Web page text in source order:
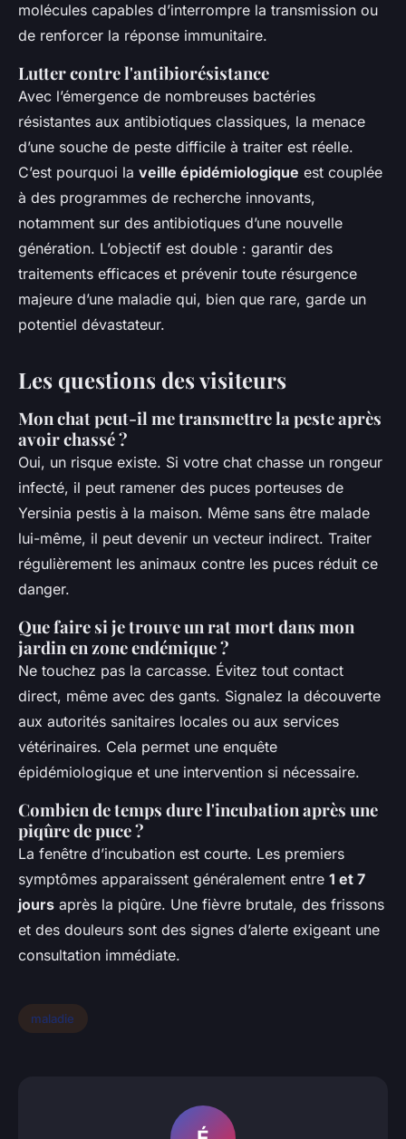
molécules capables d’interrompre la transmission ou
de renforcer la réponse immunitaire.
Lutter contre l'antibiorésistance
Avec l’émergence de nombreuses bactéries
résistantes aux antibiotiques classiques, la menace
d’une souche de peste difficile à traiter est réelle.
C’est pourquoi la veille épidémiologique est couplée
à des programmes de recherche innovants,
notamment sur des antibiotiques d’une nouvelle
génération. L’objectif est double : garantir des
traitements efficaces et prévenir toute résurgence
majeure d’une maladie qui, bien que rare, garde un
potentiel dévastateur.
Les questions des visiteurs
Mon chat peut-il me transmettre la peste après
avoir chassé ?
Oui, un risque existe. Si votre chat chasse un rongeur
infecté, il peut ramener des puces porteuses de
Yersinia pestis à la maison. Même sans être malade
lui-même, il peut devenir un vecteur indirect. Traiter
régulièrement les animaux contre les puces réduit ce
danger.
Que faire si je trouve un rat mort dans mon
jardin en zone endémique ?
Ne touchez pas la carcasse. Évitez tout contact
direct, même avec des gants. Signalez la découverte
aux autorités sanitaires locales ou aux services
vétérinaires. Cela permet une enquête
épidémiologique et une intervention si nécessaire.
Combien de temps dure l'incubation après une
piqûre de puce ?
La fenêtre d’incubation est courte. Les premiers
symptômes apparaissent généralement entre 1 et 7
jours après la piqûre. Une fièvre brutale, des frissons
et des douleurs sont des signes d’alerte exigeant une
consultation immédiate.
maladie